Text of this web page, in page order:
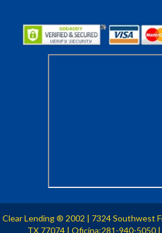
Clear Lending® 2002 | 7324 Southwest
TX 77074 | Oficina:281-940-5050